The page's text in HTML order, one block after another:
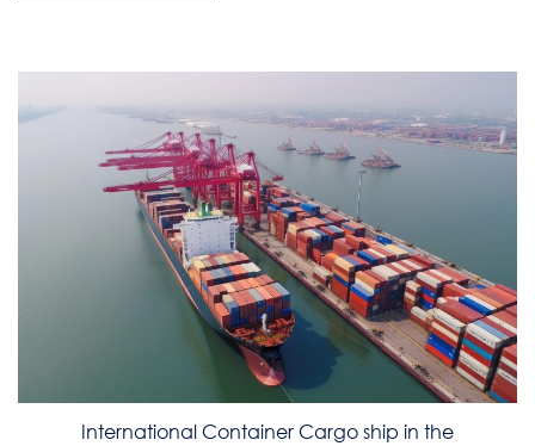
International Container Cargo ship in the